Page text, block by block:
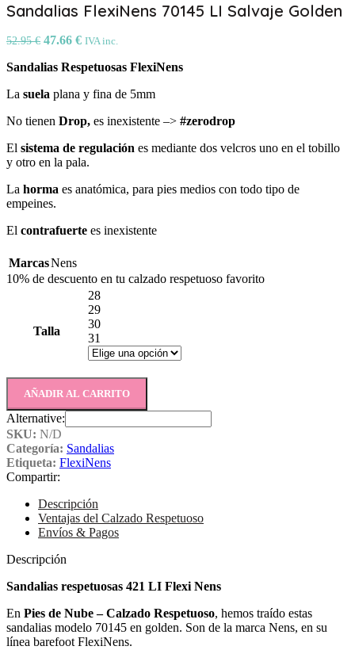
Sandalias FlexiNens 70145 LI Salvaje Golden
52.95€ 47.66 € IVA inc.
Sandalias Respetuosas FlexiNens
La suela plana y fina de 5mm
No tienen Drop, es inexistente –> #zerodrop
El sistema de regulación es mediante dos velcros uno en el tobillo
y otro en la pala.
La horma es anatómica, para pies medios con todo tipo de
empeines.
El contrafuerte es inexistente
MarcasNens
10% de descuento en tu calzado respetuoso favorito
Talla
28
29
30
31
AÑADIR AL CARRITO
Alternative:
SKU: N/D
Categoría: Sandalias
Etiqueta: FlexiNens
Compartir:
Descripción
Ventajas del Calzado Respetuoso
Envíos & Pagos
Descripción
Sandalias respetuosas 421 LI Flexi Nens
En Pies de Nube – Calzado Respetuoso, hemos traído estas
sandalias modelo 70145 en golden. Son de la marca Nens, en su
línea barefoot FlexiNens.